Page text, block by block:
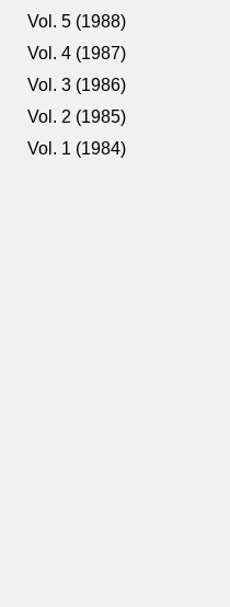
Vol. 5 (1988)
Vol. 4 (1987)
Vol. 3 (1986)
Vol. 2 (1985)
Vol. 1 (1984)